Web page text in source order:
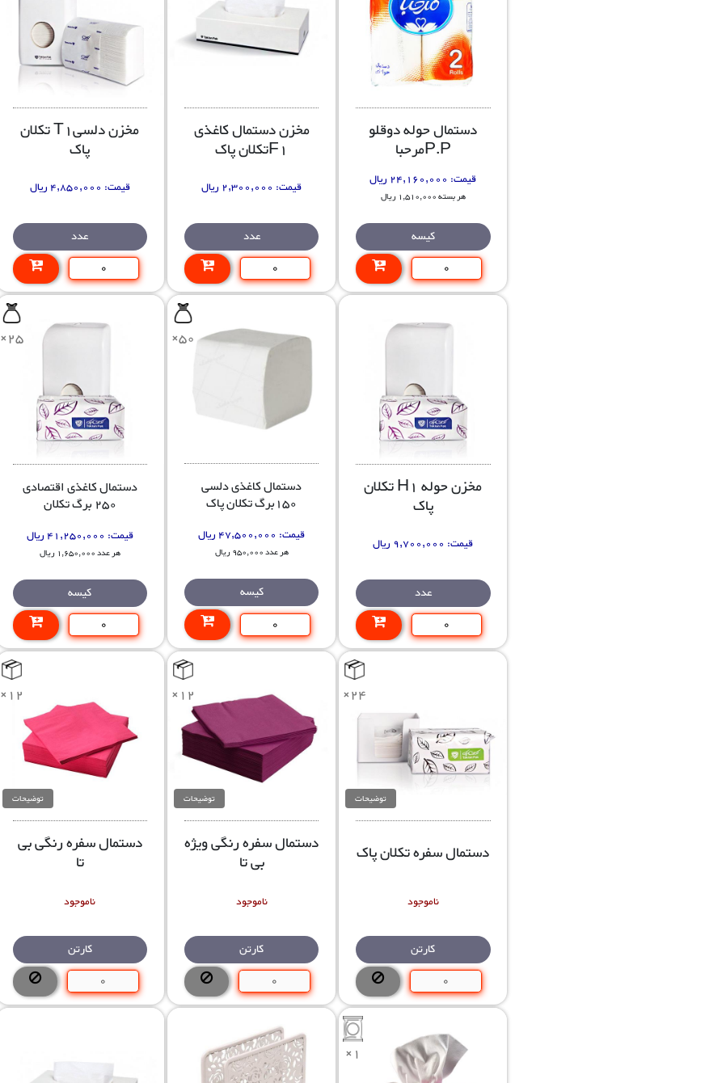
دستمال حوله دوقلو
P.Pمرحبا
قیمت:
هر بسته 1,510,000 ریال
کیسه
مخزن دستمال کاغذی
F1تکلان پاک
قیمت:
عدد
مخزن دلسیT1 تکلان
پاک
قیمت:
عدد
مخزن حوله H1 تکلان
پاک
قیمت:
عدد
×50
دستمال کاغذی دلسی
150برگ تکلان پاک
قیمت:
هر عدد 950,000 ریال
کیسه
×25
دستمال کاغذی اقتصادی
250 برگ تکلان
قیمت:
هر عدد 1,650,000 ریال
کیسه
×24
توضیحات
دستمال سفره تکلان پاک
ناموجود
کارتن
×12
توضیحات
دستمال سفره رنگی ویژه
بی تا
ناموجود
کارتن
×12
توضیحات
دستمال سفره رنگی بی
تا
ناموجود
کارتن
×1